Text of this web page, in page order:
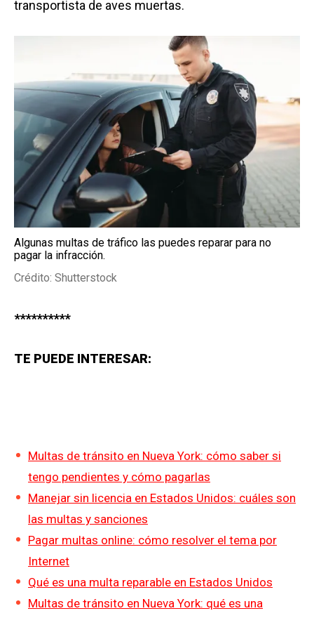
transportista de aves muertas.
Algunas multas de tráfico las puedes reparar para no
pagar la infracción.
Crédito: Shutterstock
**********
TE PUEDE INTERESAR:
Multas de tránsito en Nueva York: cómo saber si
tengo pendientes y cómo pagarlas
Manejar sin licencia en Estados Unidos: cuáles son
las multas y sanciones
Pagar multas online: cómo resolver el tema por
Internet
Qué es una multa reparable en Estados Unidos
Multas de tránsito en Nueva York: qué es una